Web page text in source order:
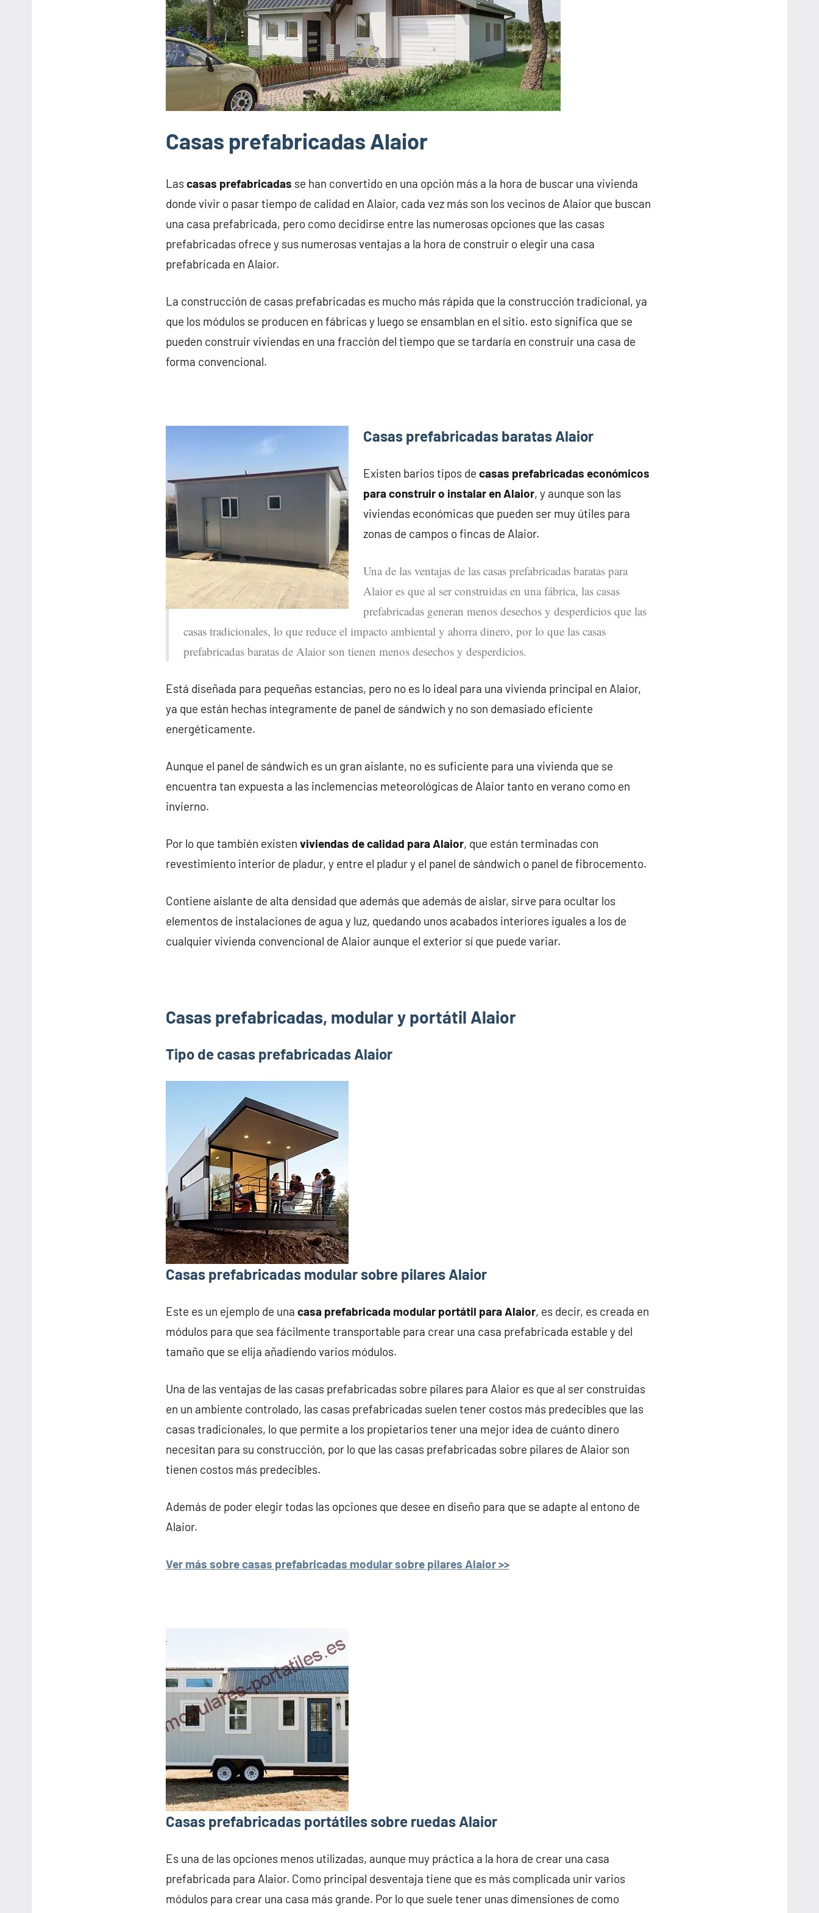
Casas prefabricadas Alaior
Lascasas prefabricadas se han convertido en una opción más a la hora de buscar una vivienda
donde vivir o pasar tiempo de calidad en Alaior, cada vez más son los vecinos de Alaior que buscan
una casa prefabricada, pero como decidirse entre las numerosas opciones que las casas
prefabricadas ofrece y sus numerosas ventajas a la hora de construir o elegir una casa
prefabricada en Alaior.
La construcción de casas prefabricadas es mucho más rápida que la construcción tradicional, ya
que los módulos se producen en fábricas y luego se ensamblan en el sitio. esto significa que se
pueden construir viviendas en una fracción del tiempo que se tardaría en construir una casa de
forma convencional.
Casas prefabricadas baratas Alaior
Existen barios tipos de casas prefabricadas económicos
para construir o instalar en Alaior, y aunque son las
viviendas económicas que pueden ser muy útiles para
zonas de campos o fincas de Alaior.
Una de las ventajas de las casas prefabricadas baratas para
Alaior es que al ser construidas en una fábrica, las casas
prefabricadas generan menos desechos y desperdicios que las
casas tradicionales, lo que reduce el impacto ambiental y ahorra dinero, por lo que las casas
prefabricadas baratas de Alaior son tienen menos desechos y desperdicios.
Está diseñada para pequeñas estancias, pero no es lo ideal para una vivienda principal en Alaior,
ya que están hechas íntegramente de panel de sándwich y no son demasiado eficiente
energéticamente.
Aunque el panel de sándwich es un gran aislante, no es suficiente para una vivienda que se
encuentra tan expuesta a las inclemencias meteorológicas de Alaior tanto en verano como en
invierno.
Por lo que también existen viviendas de calidad para Alaior, que están terminadas con
revestimiento interior de pladur, y entre el pladur y el panel de sándwich o panel de fibrocemento.
Contiene aislante de alta densidad que además que además de aislar, sirve para ocultar los
elementos de instalaciones de agua y luz, quedando unos acabados interiores iguales a los de
cualquier vivienda convencional de Alaior aunque el exterior sí que puede variar.
Casas prefabricadas, modular y portátil Alaior
Tipo de casas prefabricadas Alaior
Casas prefabricadas modular sobre pilares Alaior
Este es un ejemplo de una casa prefabricada modular portátil para Alaior, es decir, es creada en
módulos para que sea fácilmente transportable para crear una casa prefabricada estable y del
tamaño que se elija añadiendo varios módulos.
Una de las ventajas de las casas prefabricadas sobre pilares para Alaior es que al ser construidas
en un ambiente controlado, las casas prefabricadas suelen tener costos más predecibles que las
casas tradicionales, lo que permite a los propietarios tener una mejor idea de cuánto dinero
necesitan para su construcción, por lo que las casas prefabricadas sobre pilares de Alaior son
tienen costos más predecibles.
Además de poder elegir todas las opciones que desee en diseño para que se adapte al entono de
Alaior.
Ver más sobre casas prefabricadas modular sobre pilares Alaior >>
Casas prefabricadas portátiles sobre ruedas Alaior
Es una de las opciones menos utilizadas, aunque muy práctica a la hora de crear una casa
prefabricada para Alaior. Como principal desventaja tiene que es más complicada unir varios
módulos para crear una casa más grande. Por lo que suele tener unas dimensiones de como